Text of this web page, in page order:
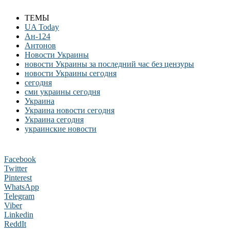
ТЕМЫ
UA Today
Ан-124
Антонов
Новости Украины
новости Украины за последний час без цензуры
новости Украины сегодня
сегодня
сми украины сегодня
Украина
Украина новости сегодня
Украина сегодня
украинские новости
Facebook
Twitter
Pinterest
WhatsApp
Telegram
Viber
Linkedin
ReddIt